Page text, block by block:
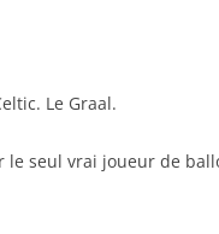
Le Graal.
seul vrai joueur de